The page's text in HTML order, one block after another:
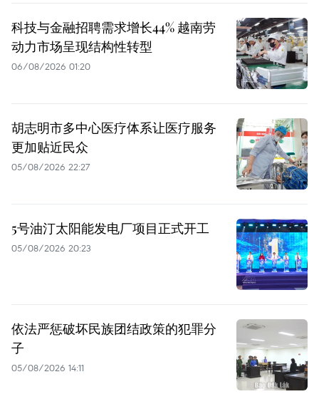
科技与金融招聘需求增长44% 越南劳
动力市场呈现结构性转型
06/08/2026 01:20
胡志明市多中心医疗体系让医疗服务
更加贴近民众
05/08/2026 22:27
5号油汀太阳能发电厂项目正式开工
05/08/2026 20:23
依法严惩破坏民族团结政策的犯罪分
子
05/08/2026 14:11